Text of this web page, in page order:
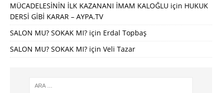
MÜCADELESİNİN İLK KAZANANI İMAM KALOĞLU için HUKUK
DERSİ GİBİ KARAR – AYPA.TV
SALON MU? SOKAK MI? için Erdal Topbaş
SALON MU? SOKAK MI? için Veli Tazar